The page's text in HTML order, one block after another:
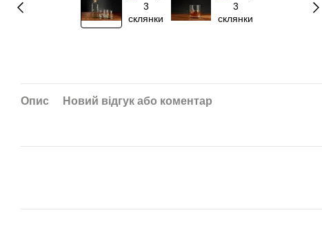
Опис Новий відгук або коментар